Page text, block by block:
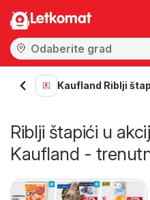
Letkomat
Kaufland Riblji
Riblji štapići u
Kaufland -